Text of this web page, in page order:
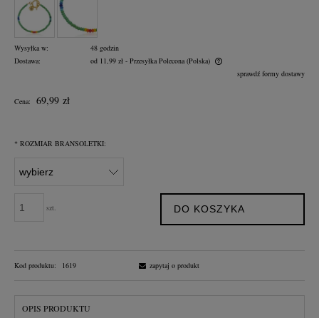
Wysyłka w:
48 godzin
Dostawa:
od 11,99 zł - Przesyłka Polecona (Polska)
sprawdź formy dostawy
Cena: 69,99 zł
* ROZMIAR BRANSOLETKI:
szt. DO KOSZYKA
Kod produktu: 1619 zapytaj o produkt
OPIS PRODUKTU